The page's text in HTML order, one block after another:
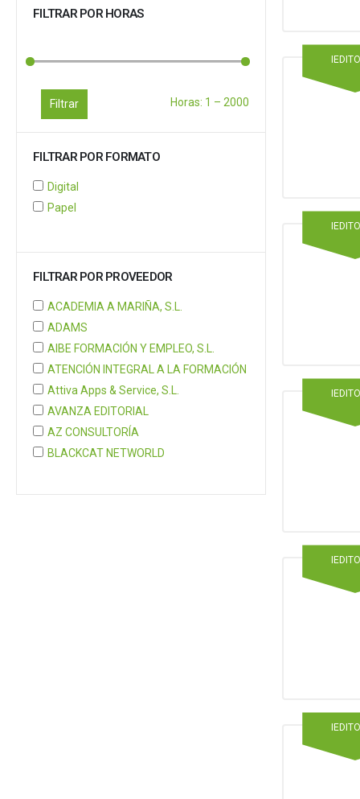
FILTRAR POR HORAS
Filtrar Horas: 1 – 2000
FILTRAR POR FORMATO
Digital
Papel
FILTRAR POR PROVEEDOR
ACADEMIA A MARIÑA, S.L.
ADAMS
AIBE FORMACIÓN Y EMPLEO, S.L.
ATENCIÓN INTEGRAL A LA FORMACIÓN
Attiva Apps & Service, S.L.
AVANZA EDITORIAL
AZ CONSULTORÍA
BLACKCAT NETWORLD
COGNITA PLUS, S.L.